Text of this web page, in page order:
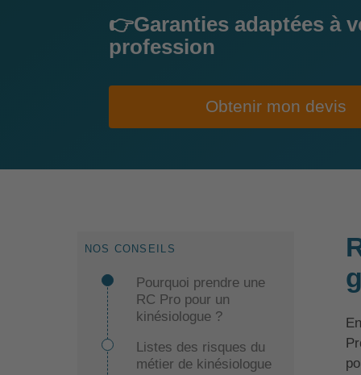
👉Garanties adaptées à
profession
Obtenir mon devis
NOS CONSEILS
Pourquoi prendre une
RC Pro pour un
kinésiologue ?
Listes des risques du
métier de kinésiologue